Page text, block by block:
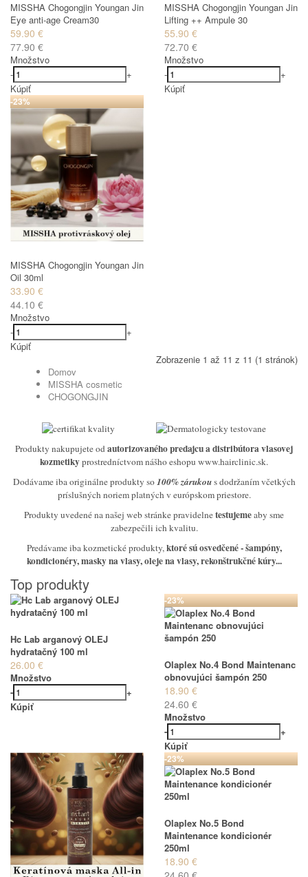
MISSHA Chogongjin Youngan Jin
Eye anti-age Cream30
59.90 €
77.90 €
Množstvo
-
+
Kúpiť
MISSHA Chogongjin Youngan Jin
Lifting ++ Ampule 30
55.90 €
72.70 €
Množstvo
-
+
Kúpiť
-23%
MISSHA Chogongjin Youngan Jin
Oil 30ml
33.90 €
44.10 €
Množstvo
-
+
Kúpiť
Zobrazenie 1 až 11 z 11 (1 stránok)
Domov
MISSHA cosmetic
CHOGONGJIN
Produkty nakupujete odautorizovaného predajcu a distribútora vlasovej
kozmetikyprostredníctvom nášho eshopu www.hairclinic.sk.
Dodávame iba originálne produkty so100% zárukous dodržaním včetkých
príslušných noriem platných v európskom priestore.
Produkty uvedené na našej web stránke pravidelnetestujemeaby sme
zabezpečili ich kvalitu.
Predávame iba kozmetické produkty,ktoré sú osvedčené- šampóny,
kondicionéry, masky na vlasy, oleje na vlasy, rekonštrukčné kúry...
Top produkty
Hc Lab arganový OLEJ
hydratačný 100 ml
26.00 €
Množstvo
-
+
Kúpiť
-23%
Olaplex No.4 Bond Maintenanc
obnovujúci šampón 250
18.90 €
24.60 €
Množstvo
-
+
Kúpiť
-23%
Olaplex No.5 Bond
Maintenance kondicionér
250ml
18.90 €